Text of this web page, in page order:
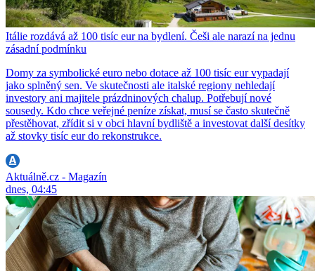
Itálie rozdává až 100 tisíc eur na bydlení. Češi ale narazí na jednu
zásadní podmínku
Domy za symbolické euro nebo dotace až 100 tisíc eur vypadají
jako splněný sen. Ve skutečnosti ale italské regiony nehledají
investory ani majitele prázdninových chalup. Potřebují nové
sousedy. Kdo chce veřejné peníze získat, musí se často skutečně
přestěhovat, zřídit si v obci hlavní bydliště a investovat další desítky
až stovky tisíc eur do rekonstrukce.
Aktuálně.cz - Magazín
dnes, 04:45